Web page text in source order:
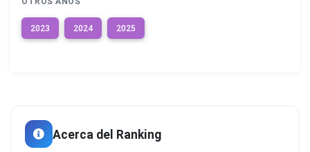
2023 2024 2025
Acerca del Ranking